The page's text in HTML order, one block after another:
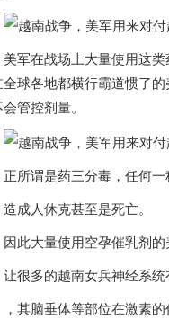
美军在战场上大量使用这
球各地都横行霸道惯了
管控剂量。
正所谓是药三分毒，任何
造成人休克甚至是死亡。
因此大量使用空孕催乳剂
让很多的越南女兵神经系
，其脑垂体等部位在激素